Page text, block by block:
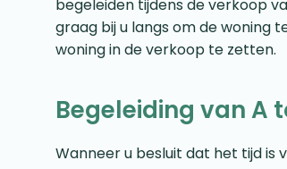
begeleiden tijdens de verkoop
graag bij u langs om de woning
woning in de verkoop te zetten.
Begeleiding van A
Wanneer u besluit dat het tijd is